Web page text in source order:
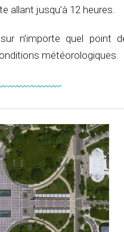
allant jusqu’à 12 heures.
n’importe quel point
météorologiques.